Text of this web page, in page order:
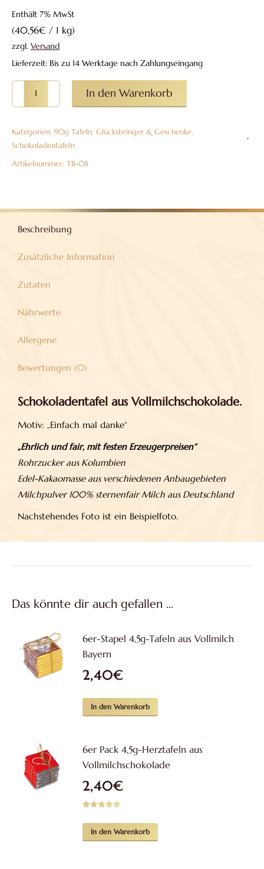
Enthält 7% MwSt
(40,56€ / 1 kg)
zzgl. Versand
Lieferzeit: Bis zu 14 Werktage nach Zahlungseingang
Tafel
mal
danke“
aus
In den Warenkorb
Kategorien: 90g Tafeln, Glücksbringer & Geschenke,
Schokoladentafeln
Artikelnummer: TB-08
Beschreibung
Zusätzliche Information
Zutaten
Nährwerte
Allergene
Bewertungen (0)
Schokoladentafel aus Vollmilchschokolade.
Motiv: „Einfach mal danke“
„Ehrlich und fair, mit festen Erzeugerpreisen“
Rohrzucker aus Kolumbien
Edel-Kakaomasse aus verschiedenen Anbaugebieten
Milchpulver 100% sternenfair Milch aus Deutschland
Nachstehendes Foto ist ein Beispielfoto.
Das könnte dir auch gefallen …
6er-Stapel 4,5g-Tafeln aus Vollmilch
Bayern
2,40€
In den Warenkorb
6er Pack 4,5g-Herztafeln aus
Vollmilchschokolade
2,40€
5.00von 5
In den Warenkorb